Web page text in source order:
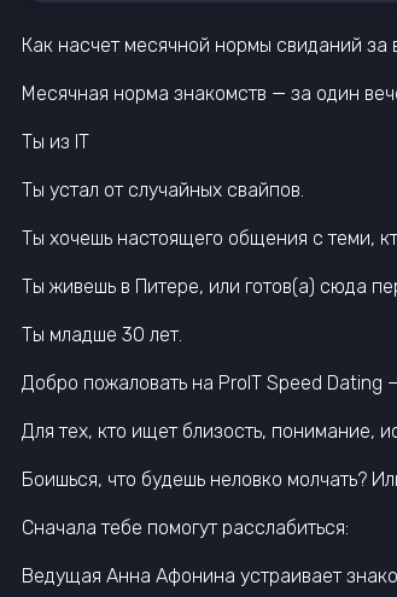
Как насчет месячной нормы свиданий
Месячная норма знакомств — за один
Ты из IT
Ты устал от случайных свайпов.
Ты хочешь настоящего общения с теми,
Ты живешь в Питере, или готов(а) сюда
Ты младше 30 лет.
Добро пожаловать на ProIT Speed Dating
Для тех, кто ищет близость, понимание,
Боишься, что будешь неловко молчать?
Сначала тебе помогут расслабиться:
Ведущая Анна Афонина устраивает